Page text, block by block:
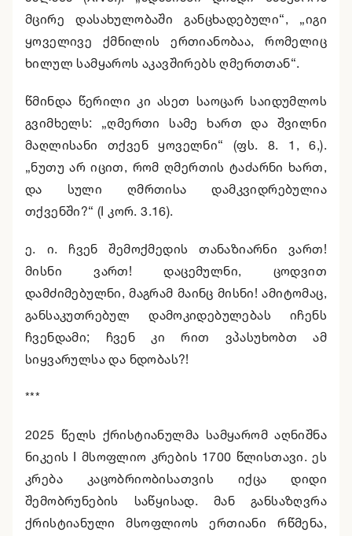
მცირე დასახულობაში განცხადებული“, „იგი
ყოველივე ქმნილის ერთიანობაა, რომელიც
ხილულ სამყაროს აკავშირებს ღმერთთან“.
წმინდა წერილი კი ასეთ საოცარ საიდუმლოს
გვიმხელს: „ღმერთი სამე ხართ და შვილნი
მაღლისანი თქვენ ყოველნი“ (ფს. 8. 1, 6,).
„ნუთუ არ იცით, რომ ღმერთის ტაძარნი ხართ,
და სული ღმრთისა დამკვიდრებულია
თქვენში?“ (I კორ. 3.16).
ე. ი. ჩვენ შემოქმედის თანაზიარნი ვართ!
მისნი ვართ! დაცემულნი, ცოდვით
დამძიმებულნი, მაგრამ მაინც მისნი! ამიტომაც,
განსაკუთრებულ დამოკიდებულებას იჩენს
ჩვენდამი; ჩვენ კი რით ვპასუხობთ ამ
სიყვარულსა და ნდობას?!
***
2025 წელს ქრისტიანულმა სამყარომ აღნიშნა
ნიკეის I მსოფლიო კრების 1700 წლისთავი. ეს
კრება კაცობრიობისათვის იქცა დიდი
შემობრუნების საწყისად. მან განსაზღვრა
ქრისტიანული მსოფლიოს ერთიანი რწმენა,